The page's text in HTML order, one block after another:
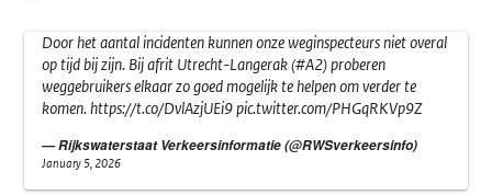
Door het aantal incidenten kunnen onze weginspecteurs niet overal
op tijd bij zijn. Bij afrit Utrecht-Langerak (#A2) proberen
weggebruikers elkaar zo goed mogelijk te helpen om verder te
komen.https://t.co/DvlAzjUEi9pic.twitter.com/PHGqRKVp9Z
— Rijkswaterstaat Verkeersinformatie (@RWSverkeersinfo)
January 5, 2026